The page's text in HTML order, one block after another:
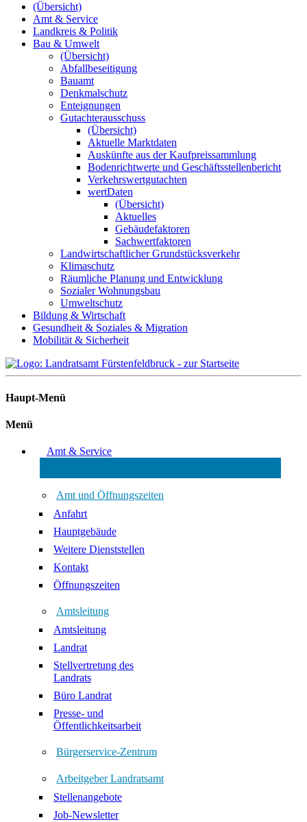
(Übersicht)
Amt & Service
Landkreis & Politik
Bau & Umwelt
(Übersicht)
Abfallbeseitigung
Bauamt
Denkmalschutz
Enteignungen
Gutachterausschuss
(Übersicht)
Aktuelle Marktdaten
Auskünfte aus der Kaufpreissammlung
Bodenrichtwerte und Geschäftsstellenbericht
Verkehrswertgutachten
wertDaten
(Übersicht)
Aktuelles
Gebäudefaktoren
Sachwertfaktoren
Landwirtschaftlicher Grundstücksverkehr
Klimaschutz
Räumliche Planung und Entwicklung
Sozialer Wohnungsbau
Umweltschutz
Bildung & Wirtschaft
Gesundheit & Soziales & Migration
Mobilität & Sicherheit
Haupt-Menü
Menü
Amt & Service
Amt und Öffnungszeiten
Anfahrt
Hauptgebäude
Weitere Dienststellen
Kontakt
Öffnungszeiten
Amtsleitung
Amtsleitung
Landrat
Stellvertretung des
Landrats
Büro Landrat
Presse- und
Öffentlichkeitsarbeit
Bürgerservice-Zentrum
Arbeitgeber Landratsamt
Stellenangebote
Job-Newsletter